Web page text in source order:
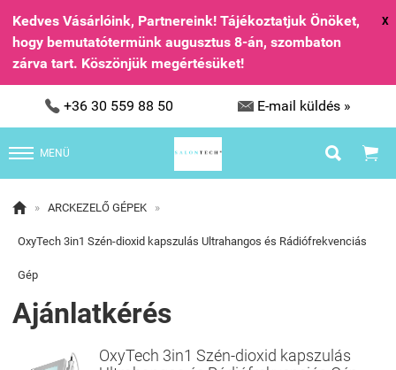
Kedves Vásárlóink, Partnereink! Tájékoztatjuk Önöket,
hogy bemutatótermünk augusztus 8-án, szombaton
zárva tart. Köszönjük megértésüket!
X
 +36 30 559 88 50  E-mail küldés »
MENÜ  
 » ARCKEZELŐ GÉPEK »
OxyTech 3in1 Szén-dioxid kapszulás Ultrahangos és Rádiófrekvenciás
Gép
Ajánlatkérés
OxyTech 3in1 Szén-dioxid kapszulás